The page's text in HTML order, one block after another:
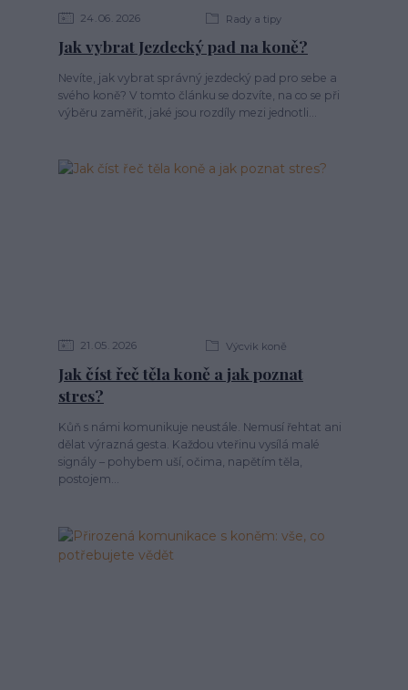
24 06 2026 Rady a tipy
Jak vybrat Jezdecký pad na koně?
Nevíte, jak vybrat správný jezdecký pad pro sebe a
svého koně? V tomto článku se dozvíte, na co se při
výběru zaměřit, jaké jsou rozdíly mezi jednotli...
21 05 2026 Výcvik koně
Jak číst řeč těla koně a jak poznat
stres?
Kůň s námi komunikuje neustále. Nemusí řehtat ani
dělat výrazná gesta. Každou vteřinu vysílá malé
signály – pohybem uší, očima, napětím těla,
postojem...